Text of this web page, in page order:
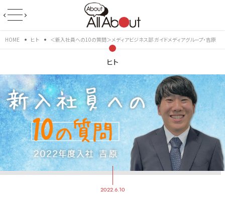
HOME ヒト ＜新入社員への10の質問＞メディアビジネス部 ガイドメディアグループ・吉原
ヒト
2022.6.10